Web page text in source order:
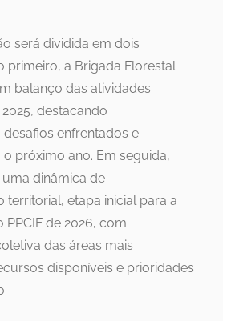
será dividida em dois
primeiro, a Brigada Florestal
balanço das atividades
destacando
enfrentados e
próximo ano. Em seguida,
dinâmica de
territorial, etapa inicial para a
de 2026, com
das áreas mais
disponíveis e prioridades